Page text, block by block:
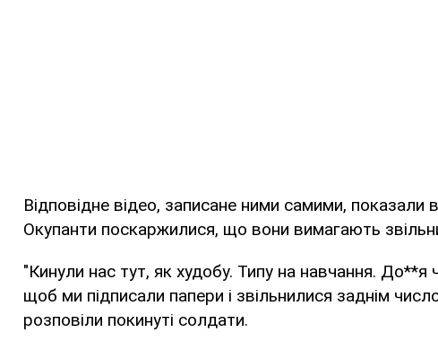
Відповідне відео, записане ними самими, показали в
Окупанти поскаржилися, що вони вимагають
"Кинули нас тут, як худобу. Типу на навчання. До**я
щоб ми підписали папери і звільнилися заднім
розповіли покинуті солдати.